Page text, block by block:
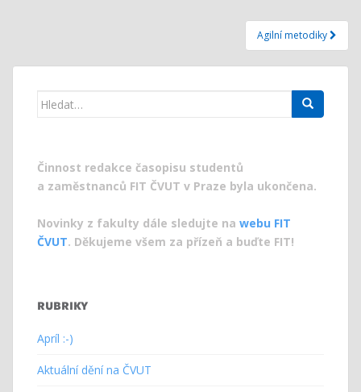
příspěvek
Agilní metodiky
Search
Činnost redakce časopisu studentů
a zaměstnanců FIT ČVUT v Praze byla ukončena.
Novinky z fakulty dále sledujte na webu FIT
ČVUT. Děkujeme všem za přízeň a buďte FIT!
RUBRIKY
Apríl :-)
Aktuální dění na ČVUT